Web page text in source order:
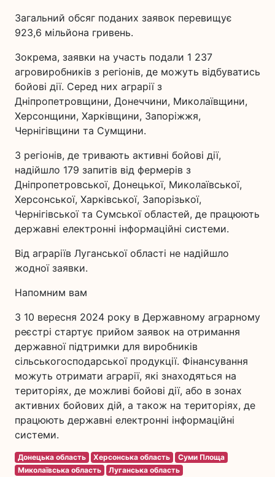
Загальний обсяг поданих заявок перевищує
923,6 мільйона гривень.
Зокрема, заявки на участь подали 1 237
агровиробників з регіонів, де можуть відбуватись
бойові дії. Серед них аграрії з
Дніпропетровщини, Донеччини, Миколаївщини,
Херсонщини, Харківщини, Запоріжжя,
Чернігівщини та Сумщини.
З регіонів, де тривають активні бойові дії,
надійшло 179 запитів від фермерів з
Дніпропетровської, Донецької, Миколаївської,
Херсонської, Харківської, Запорізької,
Чернігівської та Сумської областей, де працюють
державні електронні інформаційні системи.
Від аграріїв Луганської області не надійшло
жодної заявки.
Напомним вам
З 10 вересня 2024 року в Державному аграрному
реєстрі стартує прийом заявок на отримання
державної підтримки для виробників
сільськогосподарської продукції. Фінансування
можуть отримати аграрії, які знаходяться на
територіях, де можливі бойові дії, або в зонах
активних бойових дій, а також на територіях, де
працюють державні електронні інформаційні
системи.
Донецька область Херсонська область
Суми Площа
Миколаївська область
Луганська область